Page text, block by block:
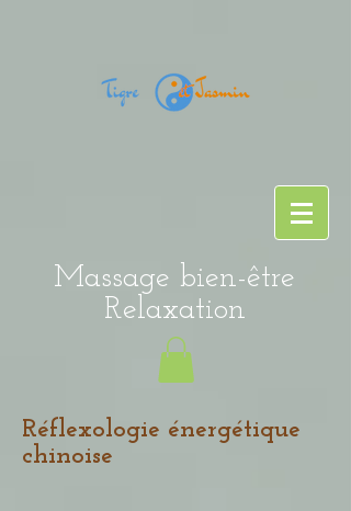
Massage bien-être
Relaxation
Réflexologie énergétique
chinoise